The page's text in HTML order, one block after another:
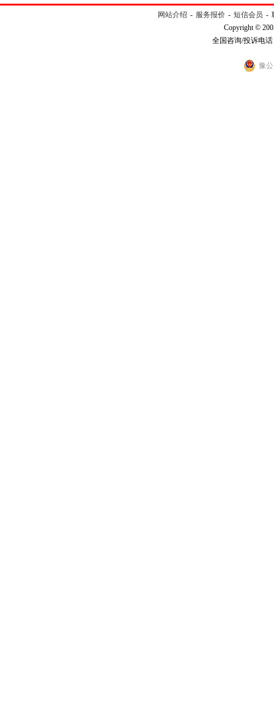
网站介绍 - 服务报价 - 短信会员 -
Copyright ©
全国咨询/投诉电话
豫